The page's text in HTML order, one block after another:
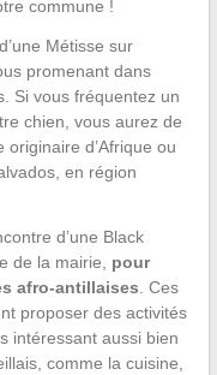
commune !
Métisse sur
promenant dans
Si vous fréquentez un
chien, vous aurez de
d’Afrique ou
en région
d’une Black
de la mairie, pour
afro-antillaises . Ces
proposer des activités
intéressant aussi bien
comme la cuisine,